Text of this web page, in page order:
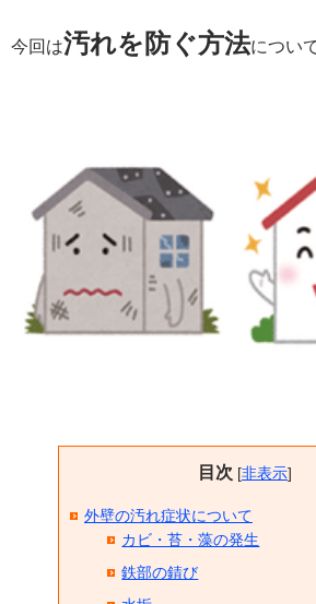
今回は汚れを防ぐ方法につい
目次 [非表示]
外壁の汚れ症状について
カビ・苔・藻の発生
鉄部の錆び